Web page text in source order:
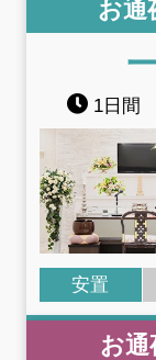
お通
1日間
安置
お通